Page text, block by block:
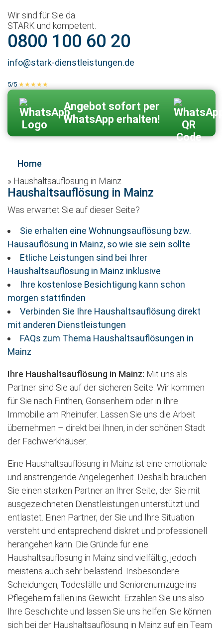
Wir sind für Sie da.
STARK und kompetent.
0800 100 60 20
info@stark-dienstleistungen.de
5/5 ★★★★★
100 % echte Kundenbewertungen
Zum KontaktformularAngebot sofort per
WhatsApp erhalten!
Home
» Haushaltsauflösung in Mainz
Haushaltsauflösung in Mainz
Was erwartet Sie auf dieser Seite?
Sie erhalten eine Wohnungsauflösung bzw.
Hausauflösung in Mainz, so wie sie sein sollte
Etliche Leistungen sind bei Ihrer
Haushaltsauflösung in Mainz inklusive
Ihre kostenlose Besichtigung kann schon
morgen stattfinden
Verbinden Sie Ihre Haushaltsauflösung direkt
mit anderen Dienstleistungen
FAQs zum Thema Haushaltsauflösungen in
Mainz
Ihre Haushaltsauflösung in Mainz: Mit uns als
Partner sind Sie auf der sicheren Seite. Wir kommen
für Sie nach Finthen, Gonsenheim oder in Ihre
Immobilie am Rheinufer. Lassen Sie uns die Arbeit
übernehmen – direkt bei Ihnen, in der schönen Stadt
der Fachwerkhäuser.
Eine Haushaltsauflösung in Mainz ist eine emotionale
und anstrengende Angelegenheit. Deshalb brauchen
Sie einen starken Partner an Ihrer Seite, der Sie mit
ausgezeichneten Dienstleistungen unterstützt und
entlastet. Einen Partner, der Sie und Ihre Situation
versteht und entsprechend diskret und professionell
herangehen kann. Die Gründe für eine
Haushaltsauflösung in Mainz sind vielfältig, jedoch
meistens auch sehr belastend. Insbesondere
Scheidungen, Todesfälle und Seniorenumzüge ins
Pflegeheim fallen ins Gewicht. Erzählen Sie uns also
Ihre Geschichte und lassen Sie uns helfen. Sie können
sich bei der Haushaltsauflösung in Mainz auf ein Team